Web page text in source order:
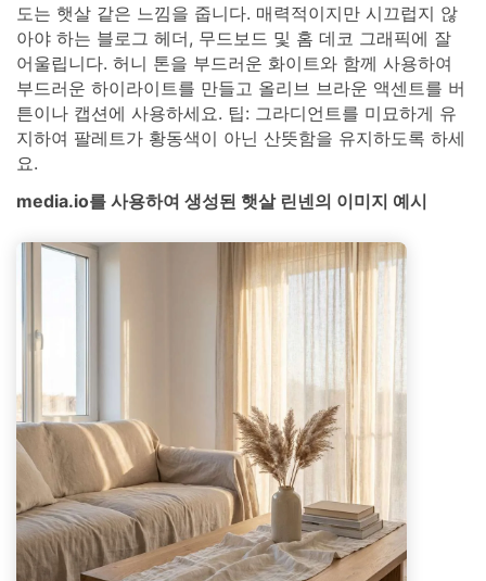
도는 햇살 같은 느낌을 줍니다. 매력적이지만 시끄럽지 않
아야 하는 블로그 헤더, 무드보드 및 홈 데코 그래픽에 잘
어울립니다. 허니 톤을 부드러운 화이트와 함께 사용하여
부드러운 하이라이트를 만들고 올리브 브라운 액센트를 버
튼이나 캡션에 사용하세요. 팁: 그라디언트를 미묘하게 유
지하여 팔레트가 황동색이 아닌 산뜻함을 유지하도록 하세
요.
media.io를 사용하여 생성된 햇살 린넨의 이미지 예시